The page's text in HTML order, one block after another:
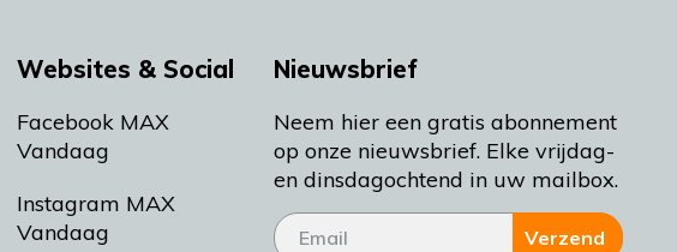
Websites & Social
Facebook MAX
Vandaag
Instagram MAX
Vandaag
Nieuwsbrief
Neem hier een gratis abonnement
op onze nieuwsbrief. Elke vrijdag-
en dinsdagochtend in uw mailbox.
Verzend